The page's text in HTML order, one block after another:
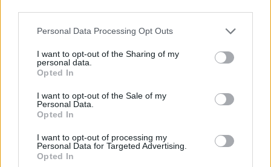
Please note that this website/app uses one or more Google
not limited to your visit or usage behaviour. You may click to
grant or deny consent to Google and its third-party tags to
use your data for below specified purposes in below Google
consent section.
Personal Data Processing Opt Outs
I want to opt-out of the Sharing of my
personal data.
Opted In
I want to opt-out of the Sale of my
Personal Data.
Opted In
I want to opt-out of processing my
Personal Data for Targeted Advertising.
Opted In
Αμβούργο 0-2
Όμιλος Πανιωνίου
Μπουργκ 2-0
Ουλμ 2-0
Μπεσίκτας 1-1
Κέμνιτζ 1-1
Μπούντουτσνοστ 1-1